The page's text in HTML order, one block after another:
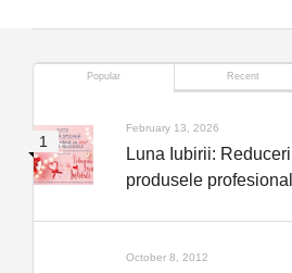
Popular Recent
February 13, 2026
Luna Iubirii:
produsele
October 8, 2012